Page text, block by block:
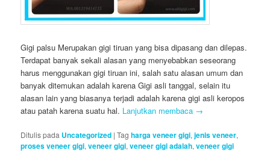
Gigi palsu Merupakan gigi tiruan yang bisa dipasang dan dilepas.
Terdapat banyak sekali alasan yang menyebabkan seseorang
harus menggunakan gigi tiruan ini, salah satu alasan umum dan
banyak ditemukan adalah karena Gigi asli tanggal, selain itu
alasan lain yang biasanya terjadi adalah karena gigi asli keropos
atau patah karena suatu hal. Lanjutkan membaca →
Ditulis pada Uncategorized |Tag harga veneer gigi,jenis veneer,
proses veneer gigi,veneer gigi,veneer gigi adalah,veneer gigi